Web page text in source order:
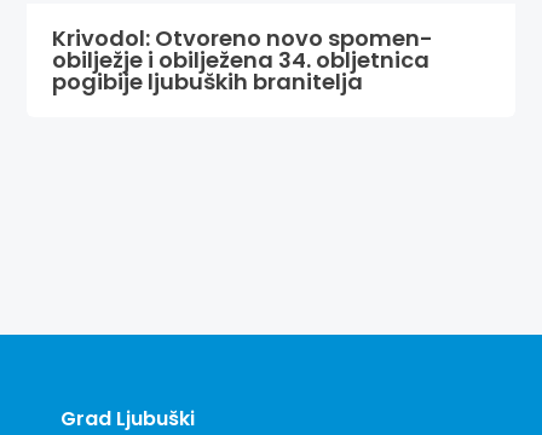
Krivodol: Otvoreno novo spomen-
obilježje i obilježena 34. obljetnica
pogibije ljubuških branitelja
Grad Ljubuški